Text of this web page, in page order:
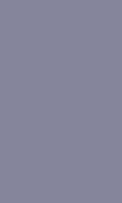
आज से 17 अगस्त